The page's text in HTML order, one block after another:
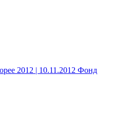
2012 | 10.11.2012 Фонд